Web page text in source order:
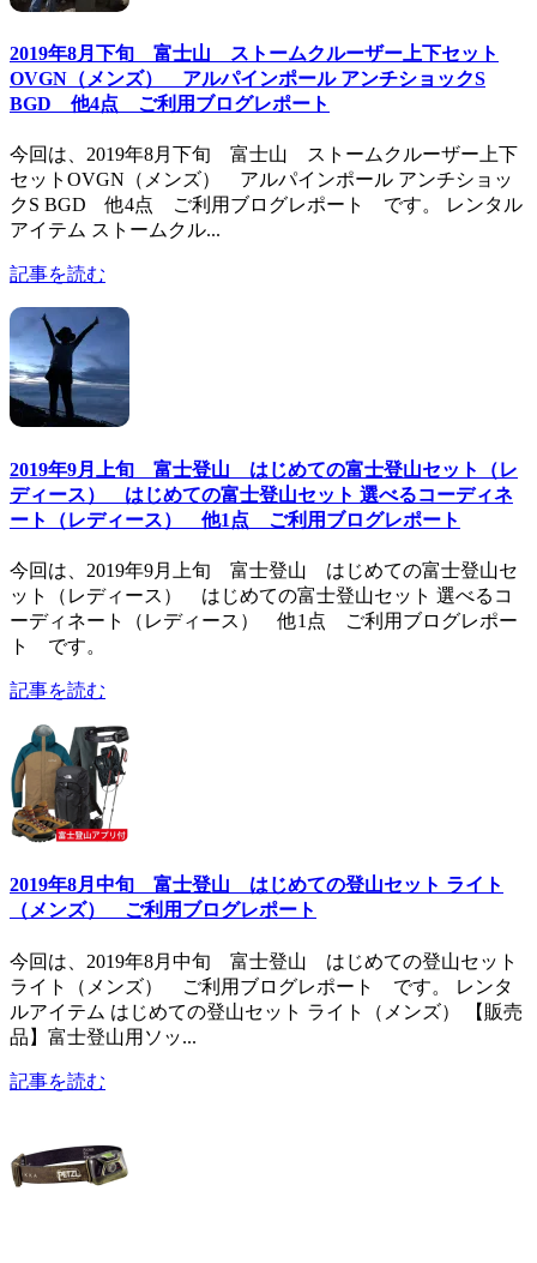
2019年8月下旬 富士山 ストームクルーザー上下セット
OVGN（メンズ） アルパインポール アンチショックS
BGD 他4点 ご利用ブログレポート
今回は、2019年8月下旬 富士山 ストームクルーザー上下
セットOVGN（メンズ） アルパインポール アンチショッ
クS BGD 他4点 ご利用ブログレポート です。 レンタル
アイテム ストームクル...
記事を読む
2019年9月上旬 富士登山 はじめての富士登山セット（レ
ディース） はじめての富士登山セット 選べるコーディネ
ート（レディース） 他1点 ご利用ブログレポート
今回は、2019年9月上旬 富士登山 はじめての富士登山セ
ット（レディース） はじめての富士登山セット 選べるコ
ーディネート（レディース） 他1点 ご利用ブログレポー
ト です。
記事を読む
2019年8月中旬 富士登山 はじめての登山セット ライト
（メンズ） ご利用ブログレポート
今回は、2019年8月中旬 富士登山 はじめての登山セット
ライト（メンズ） ご利用ブログレポート です。 レンタ
ルアイテム はじめての登山セット ライト（メンズ） 【販売
品】富士登山用ソッ...
記事を読む